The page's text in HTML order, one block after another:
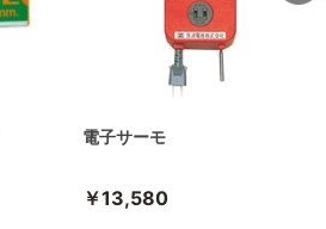
電子サーモ
￥13,580